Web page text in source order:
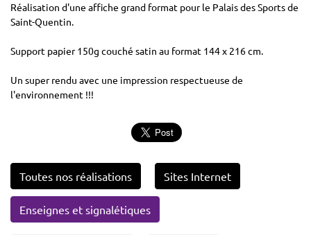
Réalisation d'une affiche grand format pour le Palais des Sports de
Saint-Quentin.
Support papier 150g couché satin au format 144 x 216 cm.
Un super rendu avec une impression respectueuse de
l'environnement !!!
Toutes nos réalisations Sites Internet
Enseignes et signalétiques